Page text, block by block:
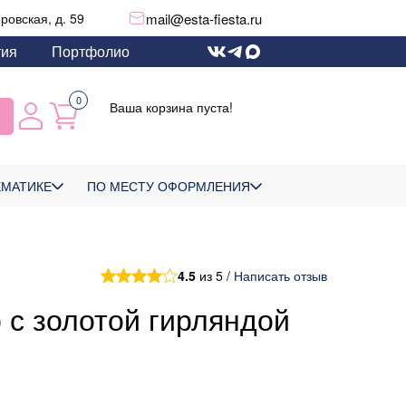
д. 59 mail@esta-fiesta.ru
Портфолио
0 Ваша корзина пуста!
ПО МЕСТУ ОФОРМЛЕНИЯ
4.5 из 5 / Написать отзыв
золотой гирляндой